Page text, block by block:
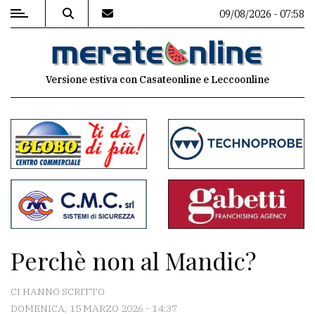
MENU
commenti
Contenuti
del
sito
Associazioni
Meteo
09/08/2026 - 07:58
Versione estiva con Casateonline e Leccoonline
Perchè non al Mandic?
CI HANNO SCRITTO
DOMENICA, 15 MARZO 2026 - 14:37